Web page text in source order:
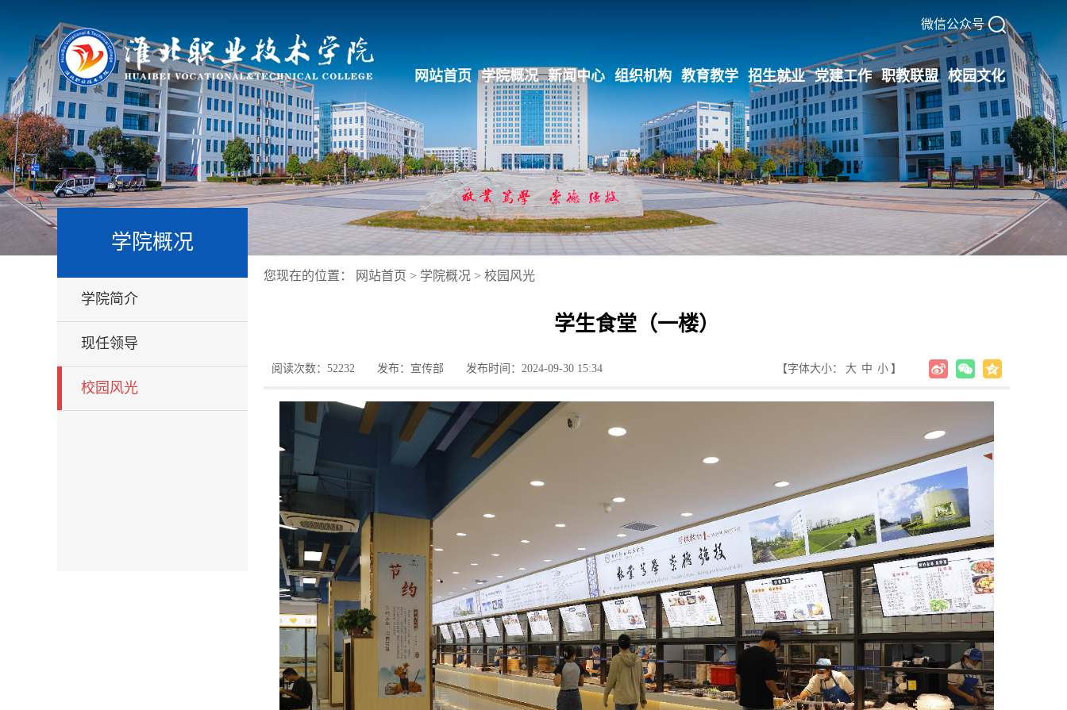
微信公众号
网站首页 学院概况 新闻中心 组织机构 教育教学 招生就业 党建工作 职教联盟 校园文化
学院概况
学院简介
现任领导
校园风光
您现在的位置： 网站首页 > 学院概况 > 校园风光
学生食堂（一楼）
阅读次数：52232 发布：宣传部 发布时间：2024-09-30 15:34 【字体大小： 大 中 小 】